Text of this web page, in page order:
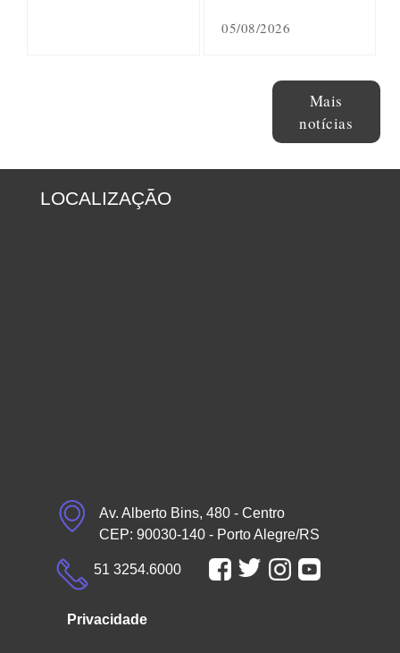
05/08/2026
Mais
notícias
LOCALIZAÇÃO
Av. Alberto Bins, 480 - Centro
CEP: 90030-140 - Porto Alegre/RS
51 3254.6000
Privacidade